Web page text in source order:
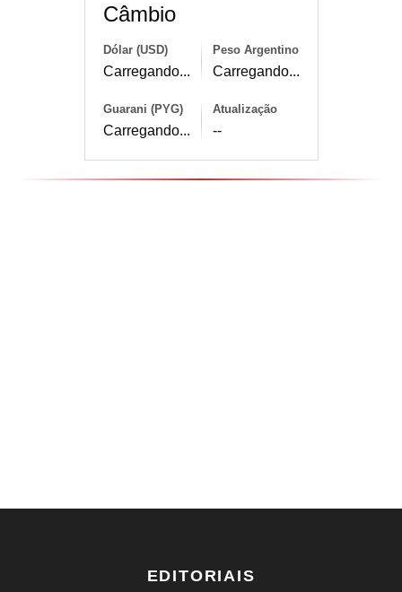
Câmbio
Dólar (USD)
Carregando...
Peso Argentino
Carregando...
Guarani (PYG)
Carregando...
Atualização
--
EDITORIAIS